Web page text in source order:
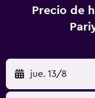
Precio de
jue. 13/8